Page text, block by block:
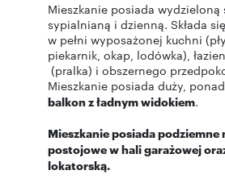
Mieszkanie posiada wydzieloną
sypialnianą i dzienną. Składa
w pełni wyposażonej kuchni
piekarnik, okap, lodówka),
(pralka) i obszernego
Mieszkanie posiada duży,
balkon z ładnym widokiem.
Mieszkanie posiada podziemne
postojowe w hali garażowej
lokatorską.